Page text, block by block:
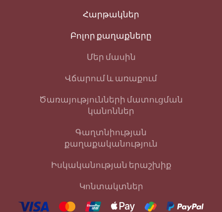
Հարթակներ
Բոլոր քաղաքները
Մեր մասին
Վճարում և առաքում
Ծառայությունների մատուցման
կանոններ
Գաղտնիության
քաղաքականություն
Իսկականության երաշխիք
Կոնտակտներ